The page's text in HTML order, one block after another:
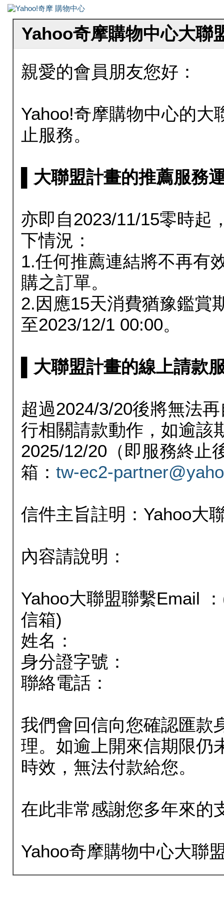
Yahoo奇摩購物中心大聯
親愛的會員朋友您好：
Yahoo!奇摩購物中心的大
止服務。
▌大聯盟計畫的推薦服務
亦即自2023/11/15零時起
下情況：
1.任何推薦連結將不再有
購之訂單。
2.因應15天消費猶豫鑑賞
至2023/12/1 00:00。
▌大聯盟計畫的線上請款
超過2024/3/20後將無法
行相關請款動作，如逾該
2025/12/20（即服務終止
箱： tw-ec2-
信件主旨註明：Yahoo大
內容請說明：
Yahoo大聯盟聯繫Email
信箱)
姓名：
身分證字號：
聯絡電話：
我們會回信向您確認匯款
理。如逾上開來信期限仍
時效，無法付款給您。
在此非常感謝您多年來的
Yahoo奇摩購物中心大